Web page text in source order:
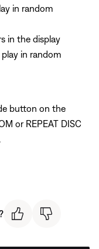
in random
in the display
in random
button on the
or REPEAT DISC